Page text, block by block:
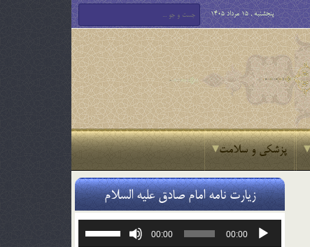
پنجشنبه , 15 مرداد 1405
پزشکی و سلامت
زیارت نامه امام صادق علیه السلام
پخش‌کننده
00:00
00:00